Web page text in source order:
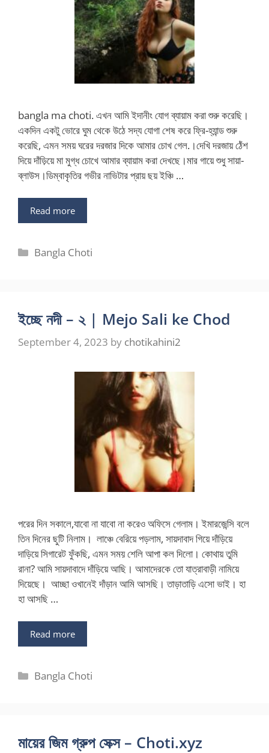
bangla ma choti. এখন আমি ইদানীং যোগ ব্যায়াম করা শুরু করেছি।
একদিন একটু ভোরে ঘুম থেকে উঠে সদ্য যোগা শেষ করে ফ্রি-হ্যান্ড শুরু
করেছি, এমন সময় ঘরের দরজার দিকে আমার চোখ গেল.।দেখি দরজায় ঠেঁশ
দিয়ে দাঁড়িয়ে মা মুগ্ধ চোখে আমার ব্যায়াম করা দেখছে।মার গায়ে শুধু সায়া-
ব্লাউস।ডিম্বাকৃতির গভীর নাভিটার প্রায় ছয় ইঞ্চি …
Read more
Categories
Bangla Choti
ইচ্ছে নদী – ২ | Mejo Sali ke Chod
September 4, 2023 by chotikahini2
পরের দিন সকালে,যাবো না যাবো না করেও অফিসে গেলাম। ইমারজেন্সি বলে
তিন দিনের ছুটি নিলাম। লাঞ্চে বেরিয়ে পড়লাম, সায়দাবাদ গিয়ে দাঁড়িয়ে
দাড়িয়ে সিগারেট ফুঁকছি, এমন সময় শেলি আপা কল দিলো। কোথায় তুমি
রানা? আমি সায়দাবাদে দাঁড়িয়ে আছি। আমাদেরকে তো যাত্রাবাড়ী নামিয়ে
দিয়েছে। আচ্ছা ওখানেই দাঁড়ান আমি আসছি। তাড়াতাড়ি এসো ভাই। হা
হা আসছি …
Read more
Categories
Bangla Choti
মায়ের জিম গ্রুপ সেক্স – Choti.xyz